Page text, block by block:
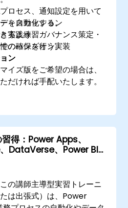
ロセス、通知設定を用いて
を自動化する。
るよう、ガバナンス策定・
の確保を行う。
ィスカッション
実践練習
のハンズオン実装
ン
イズ版をご希望の場合は、
だければ手配いたします。
得：Power Apps、
DataVerse、Power BI、
Agents
の講師主導型実習トレーニ
は出張式）は、Power